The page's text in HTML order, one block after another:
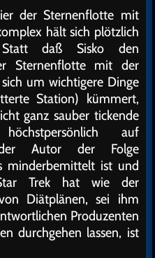
der Sternenflotte mit
hält sich plötzlich
daß Sisko den
Sternenflotte mit der
um wichtigere Dinge
Station) kümmert,
ganz sauber tickende
auf
der Autor der Folge
minderbemittelt ist und
Trek hat wie der
Diätplänen, sei ihm
Produzenten
durchgehen lassen, ist